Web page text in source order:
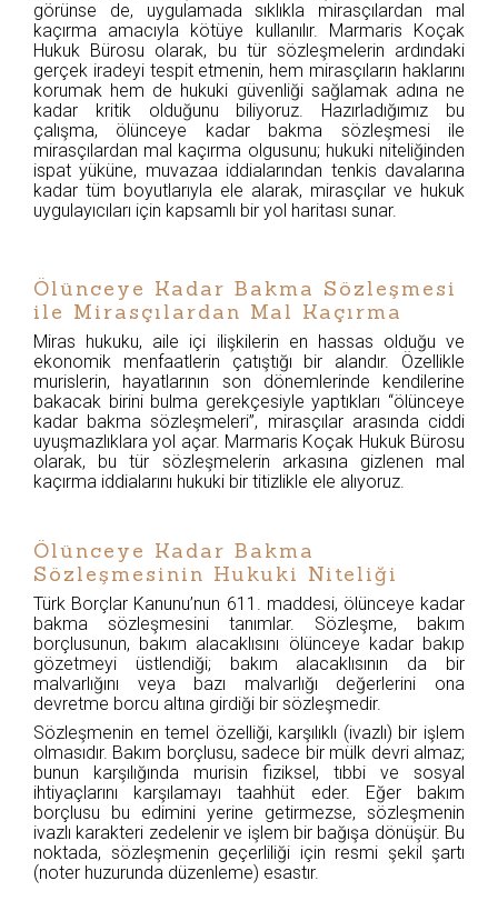
görünse de, uygulamada sıklıkla mirasçılardan mal
kaçırma amacıyla kötüye kullanılır. Marmaris Koçak
Hukuk Bürosu olarak, bu tür sözleşmelerin ardındaki
gerçek iradeyi tespit etmenin, hem mirasçıların haklarını
korumak hem de hukuki güvenliği sağlamak adına ne
kadar kritik olduğunu biliyoruz. Hazırladığımız bu
çalışma, ölünceye kadar bakma sözleşmesi ile
mirasçılardan mal kaçırma olgusunu; hukuki niteliğinden
ispat yüküne, muvazaa iddialarından tenkis davalarına
kadar tüm boyutlarıyla ele alarak, mirasçılar ve hukuk
uygulayıcıları için kapsamlı bir yol haritası sunar.
Ölünceye Kadar Bakma Sözleşmesi
ile Mirasçılardan Mal Kaçırma
Miras hukuku, aile içi ilişkilerin en hassas olduğu ve
ekonomik menfaatlerin çatıştığı bir alandır. Özellikle
murislerin, hayatlarının son dönemlerinde kendilerine
bakacak birini bulma gerekçesiyle yaptıkları “ölünceye
kadar bakma sözleşmeleri”, mirasçılar arasında ciddi
uyuşmazlıklara yol açar. Marmaris Koçak Hukuk Bürosu
olarak, bu tür sözleşmelerin arkasına gizlenen mal
kaçırma iddialarını hukuki bir titizlikle ele alıyoruz.
Ölünceye Kadar Bakma
Sözleşmesinin Hukuki Niteliği
Türk Borçlar Kanunu’nun 611. maddesi, ölünceye kadar
bakma sözleşmesini tanımlar. Sözleşme, bakım
borçlusunun, bakım alacaklısını ölünceye kadar bakıp
gözetmeyi üstlendiği; bakım alacaklısının da bir
malvarlığını veya bazı malvarlığı değerlerini ona
devretme borcu altına girdiği bir sözleşmedir.
Sözleşmenin en temel özelliği, karşılıklı (ivazlı) bir işlem
olmasıdır. Bakım borçlusu, sadece bir mülk devri almaz;
bunun karşılığında murisin fiziksel, tıbbi ve sosyal
ihtiyaçlarını karşılamayı taahhüt eder. Eğer bakım
borçlusu bu edimini yerine getirmezse, sözleşmenin
ivazlı karakteri zedelenir ve işlem bir bağışa dönüşür. Bu
noktada, sözleşmenin geçerliliği için resmi şekil şartı
(noter huzurunda düzenleme) esastır.